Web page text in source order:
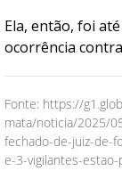
Ela, então, foi
ocorrência
Fonte: https://
mata/noticia/2025/
fechado-de-juiz-de-
e-3-vigilantes-